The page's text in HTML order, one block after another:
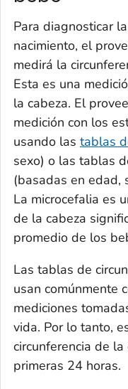
Para diagnosticar
nacimiento, el
medirá la
Esta es una
la cabeza. El
medición con los
usando las tablas
sexo) o las tablas
(basadas en edad,
La microcefalia es
de la cabeza
promedio de los
Las tablas de
usan comúnmente
mediciones
vida. Por lo tanto,
circunferencia de
primeras 24 horas.